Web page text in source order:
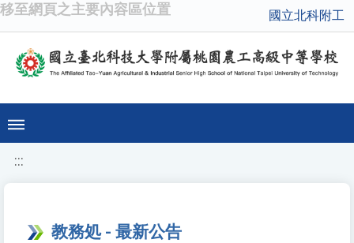
移至網頁之主要內容區位置 國立北科附工
:::
教務処 - 最新公告